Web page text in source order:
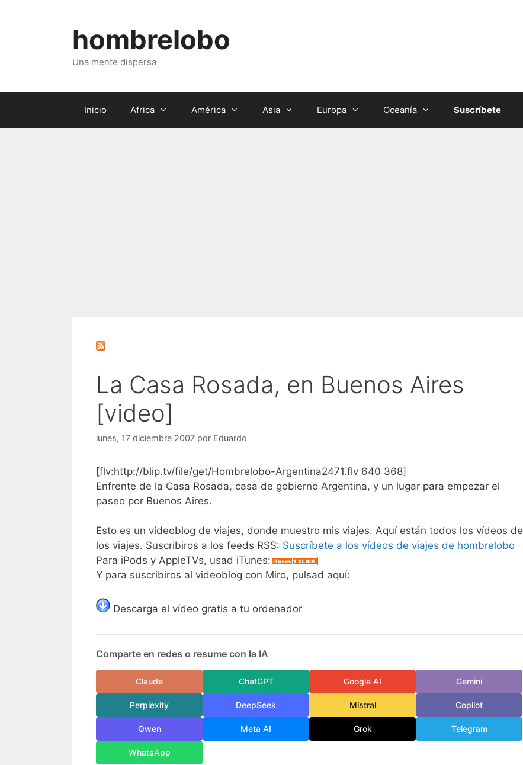
hombrelobo
Una mente dispersa
Inicio Africa América Asia Europa Oceanía Suscríbete
La Casa Rosada, en Buenos Aires
[video]
lunes, 17 diciembre 2007 por Eduardo
[flv:http://blip.tv/file/get/Hombrelobo-Argentina2471.flv 640 368]
Enfrente de la Casa Rosada, casa de gobierno Argentina, y un lugar para empezar el
paseo por Buenos Aires.
Esto es un videoblog de viajes, donde muestro mis viajes. Aquí están todos los vídeos de
los viajes. Suscribiros a los feeds RSS: Suscríbete a los vídeos de viajes de hombrelobo
Para iPods y AppleTVs, usad iTunes:
Y para suscribiros al videoblog con Miro, pulsad aquí:
Descarga el vídeo gratis a tu ordenador
Comparte en redes o resume con la IA
Claude ChatGPT Google AI Gemini
Perplexity DeepSeek Mistral Copilot
Qwen Meta AI Grok Telegram
WhatsApp